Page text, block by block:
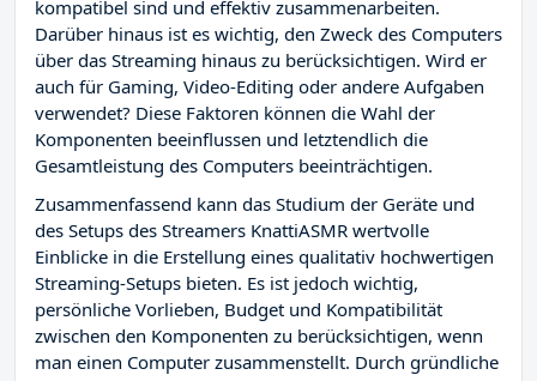
kompatibel sind und effektiv zusammenarbeiten.
Darüber hinaus ist es wichtig, den Zweck des Computers
über das Streaming hinaus zu berücksichtigen. Wird er
auch für Gaming, Video-Editing oder andere Aufgaben
verwendet? Diese Faktoren können die Wahl der
Komponenten beeinflussen und letztendlich die
Gesamtleistung des Computers beeinträchtigen.
Zusammenfassend kann das Studium der Geräte und
des Setups des Streamers KnattiASMR wertvolle
Einblicke in die Erstellung eines qualitativ hochwertigen
Streaming-Setups bieten. Es ist jedoch wichtig,
persönliche Vorlieben, Budget und Kompatibilität
zwischen den Komponenten zu berücksichtigen, wenn
man einen Computer zusammenstellt. Durch gründliche